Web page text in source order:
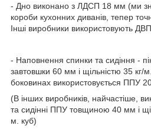
- Дно виконано з ЛДСП 18 мм (ми
короби кухонних диванів, тепер
Інші виробники використовують
- Наповнення спинки та сидіння -
завтовшки 60 мм і щільністю 35 кг/
боковинах використовується ППУ
(В інших виробників, найчастіше,
та сидінні ППУ товщиною 40 мм і
м. куб)